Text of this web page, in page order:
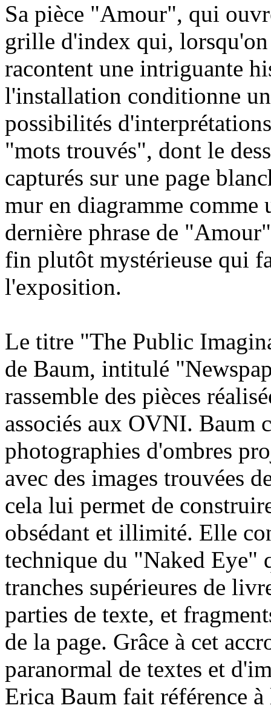
Sa pièce "Amour", qui
grille d'index qui, lorsqu'on
racontent une intriguante
l'installation conditionne
possibilités
"mots trouvés", dont le
capturés sur une page
mur en diagramme comme
dernière phrase de
fin plutôt mystérieuse qui
l'exposition.
Le titre "The Public
de Baum, intitulé
rassemble des pièces
associés aux OVNI. Baum
photographies d'ombres
avec des images trouvées
cela lui permet de
obsédant et illimité. Elle
technique du "Naked Eye"
tranches supérieures de
parties de texte, et
de la page. Grâce à cet
paranormal de textes et
Erica Baum fait référence